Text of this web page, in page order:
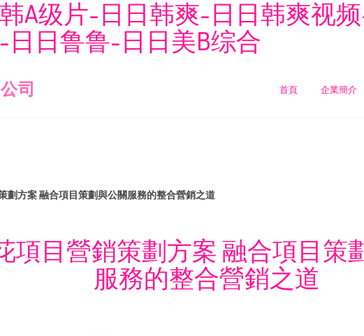
A级片-日日韩爽-日日韩爽视
日鲁鲁-日日美B综合
司 首頁 企業簡介
劃方案 融合項目策劃與公關服務的整合營銷之道
項目營銷策劃方案 融合項目策
服務的整合營銷之道